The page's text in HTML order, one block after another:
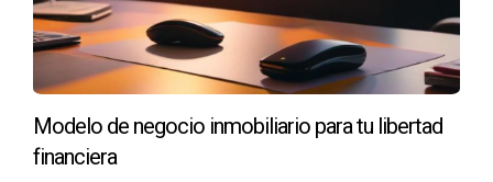
habilidades profesionales, sino que también fortalece la
conexión con cada cliente. El viaje de un agente
inmobiliario es una travesía de constante evolución; cada
oportunidad de crecimiento. Al final del día, el verdadero
Modelo de negocio inmobiliario para tu libertad
financiera